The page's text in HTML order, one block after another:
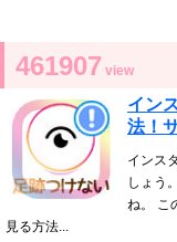
461907 view
イン
法！
インス
しょう
ね。 こ
見る方法...